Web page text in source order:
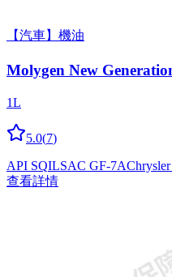
【汽車】機油
Molygen New
1L
5.0(7)
API SQILSAC GF-7A
查看詳情